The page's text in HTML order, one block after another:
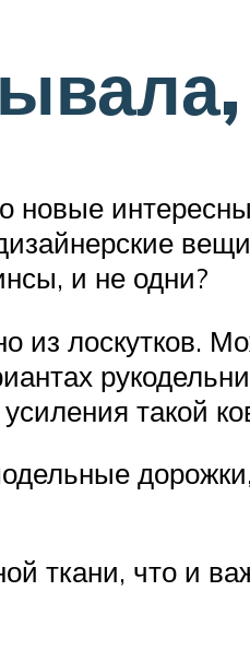
новые
и не одни?
из лоскутков.
такой
ткани, что и